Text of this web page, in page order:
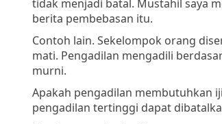
tidak menjadi batal. Mustahil saya
berita pembebasan itu.
Contoh lain. Sekelompok orang
mati. Pengadilan mengadili
murni.
Apakah pengadilan membutuhkan
pengadilan tertinggi dapat